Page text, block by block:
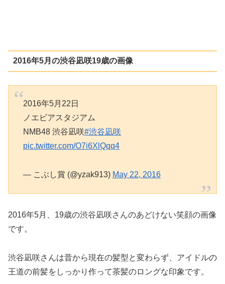
2016年5月の渋谷凪咲19歳の画像
2016年5月22日
ノエビアスタジアム
NMB48 渋谷凪咲#渋谷凪咲
pic.twitter.com/O7i6XlQqq4
— こぶし賞 (@yzak913) May 22, 2016
2016年5月、19歳の渋谷凪咲さんのあどけない笑顔の画像
です。
渋谷凪咲さんは昔から現在の髪型と変わらず、アイドルの
王道の前髪をしっかり作って茶髪のロングな印象です。